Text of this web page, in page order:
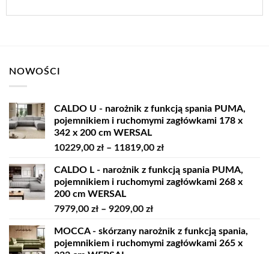
NOWOŚCI
CALDO U - narożnik z funkcją spania PUMA,
pojemnikiem i ruchomymi zagłówkami 178 x
342 x 200 cm WERSAL
10229,00 zł – 11819,00 złZakres
od
10229,00 zł
CALDO L - narożnik z funkcją spania PUMA,
pojemnikiem i ruchomymi zagłówkami 268 x
200 cm WERSAL
7979,00 zł – 9209,00 złZakres
od
7979,00 zł
MOCCA - skórzany narożnik z funkcją spania,
pojemnikiem i ruchomymi zagłówkami 265 x